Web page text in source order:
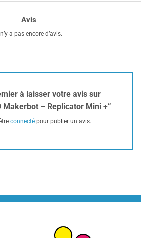
Avis
n’y a pas encore d’avis.
à laisser votre avis sur
Makerbot – Replicator Mini +”
connecté pour publier un avis.